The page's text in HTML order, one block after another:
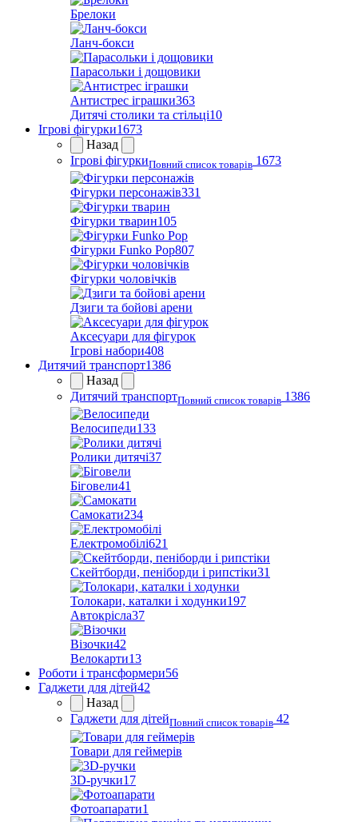
Брелоки
Ланч-бокси
Парасольки і дощовики
Антистрес іграшки363
Дитячі столики та стільці10
Ігрові фігурки1673
Назад
Ігрові фігуркиПовний список товарів 1673
Фігурки персонажів331
Фігурки тварин105
Фігурки Funko Pop807
Фігурки чоловічків
Дзиги та бойові арени
Аксесуари для фігурок
Ігрові набори408
Дитячий транспорт1386
Назад
Дитячий транспортПовний список товарів 1386
Велосипеди133
Ролики дитячі37
Біговели41
Самокати234
Електромобілі621
Скейтборди, пеніборди і рипстіки31
Толокари, каталки і ходунки197
Автокрісла37
Візочки42
Велокарти13
Роботи і трансформери56
Гаджети для дітей42
Назад
Гаджети для дітейПовний список товарів 42
Товари для геймерів
3D-ручки17
Фотоапарати1